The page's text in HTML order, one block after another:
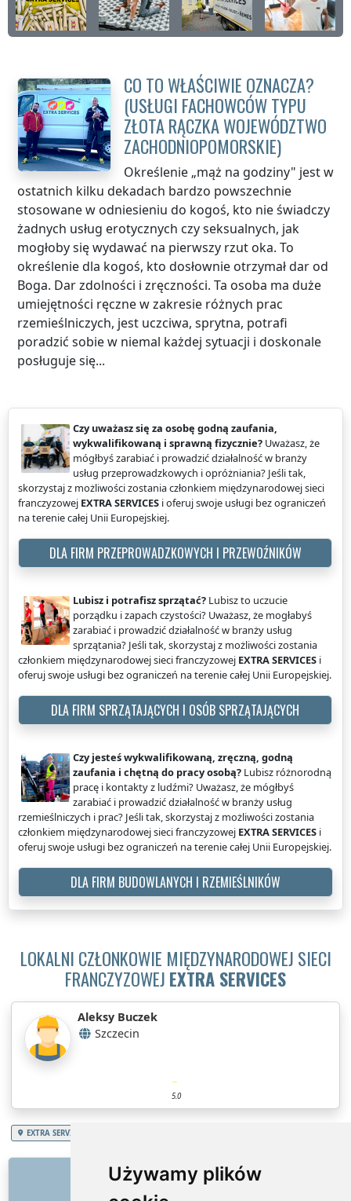
Używamy plików
CO TO WŁAŚCIWIE OZNACZA?
(USŁUGI FACHOWCÓW TYPU
ZŁOTA RĄCZKA WOJEWÓDZTWO
ZACHODNIOPOMORSKIE)
Określenie „mąż na godziny" jest w
ostatnich kilku dekadach bardzo powszechnie
stosowane w odniesieniu do kogoś, kto nie świadczy
żadnych usług erotycznych czy seksualnych, jak
mogłoby się wydawać na pierwszy rzut oka. To
określenie dla kogoś, kto dosłownie otrzymał dar od
Boga. Dar zdolności i zręczności. Ta osoba ma duże
umiejętności ręczne w zakresie różnych prac
rzemieślniczych, jest uczciwa, sprytna, potrafi
poradzić sobie w niemal każdej sytuacji i doskonale
posługuje się...
Czy uważasz się za osobę godną zaufania,
wykwalifikowaną i sprawną fizycznie? Uważasz, że
mógłbyś zarabiać i prowadzić działalność w branży
usług przeprowadzkowych i opróżniania? Jeśli tak,
skorzystaj z możliwości zostania członkiem międzynarodowej sieci
franczyzowej EXTRA SERVICES i oferuj swoje usługi bez ograniczeń
na terenie całej Unii Europejskiej.
DLA FIRM PRZEPROWADZKOWYCH I PRZEWOŹNIKÓW
Lubisz i potrafisz sprzątać? Lubisz to uczucie
porządku i zapach czystości? Uważasz, że mogłabyś
zarabiać i prowadzić działalność w branży usług
sprzątania? Jeśli tak, skorzystaj z możliwości zostania
członkiem międzynarodowej sieci franczyzowej EXTRA SERVICES i
oferuj swoje usługi bez ograniczeń na terenie całej Unii Europejskiej.
DLA FIRM SPRZĄTAJĄCYCH I OSÓB SPRZĄTAJĄCYCH
Czy jesteś wykwalifikowaną, zręczną, godną
zaufania i chętną do pracy osobą? Lubisz różnorodną
pracę i kontakty z ludźmi? Uważasz, że mógłbyś
zarabiać i prowadzić działalność w branży usług
rzemieślniczych i prac? Jeśli tak, skorzystaj z możliwości zostania
członkiem międzynarodowej sieci franczyzowej EXTRA SERVICES i
oferuj swoje usługi bez ograniczeń na terenie całej Unii Europejskiej.
DLA FIRM BUDOWLANYCH I RZEMIEŚLNIKÓW
LOKALNI CZŁONKOWIE MIĘDZYNARODOWEJ SIECI
FRANCZYZOWEJ EXTRA SERVICES
Aleksy Buczek
Szczecin
5.0
EXTRA SERVICES
LINKI